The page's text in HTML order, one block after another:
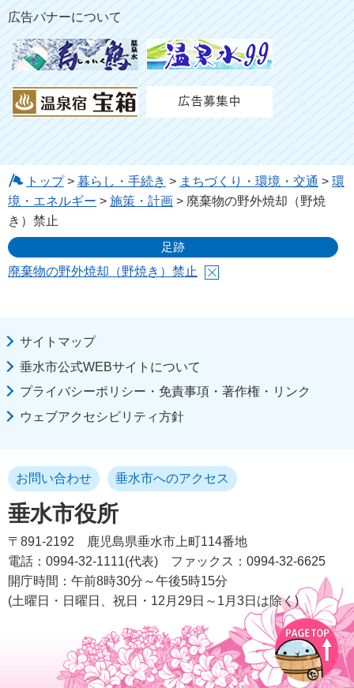
広告バナーについて
トップ> 暮らし・手続き > まちづくり・環境・交通 > 環
境・エネルギー > 施策・計画 > 廃棄物の野外焼却（野焼
き）禁止
足跡
廃棄物の野外焼却（野焼き）禁止
サイトマップ
垂水市公式WEBサイトについて
プライバシーポリシー・免責事項・著作権・リンク
ウェブアクセシビリティ方針
垂水市役所
お問い合わせ 垂水市へのアクセス
〒891-2192
鹿児島県垂水市上町114番地
電話：0994-32-1111(代表)
ファックス：0994-32-6625
開庁時間：午前8時30分～午後5時15分
(土曜日・日曜日、祝日・12月29日～1月3日は除く)